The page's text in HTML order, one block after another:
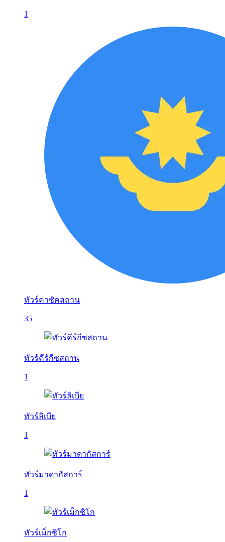
1
ทัวร์คาซัคสถาน
35
ทัวร์คีร์กีซสถาน
1
ทัวร์ลิเบีย
1
ทัวร์มาดากัสการ์
1
ทัวร์เม็กซิโก